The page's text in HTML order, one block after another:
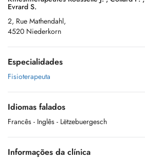
Evrard S.
2, Rue Mathendahl,
4520 Niederkorn
Especialidades
Fisioterapeuta
Idiomas falados
Francês - Inglês - Lëtzebuergesch
Informações da clínica